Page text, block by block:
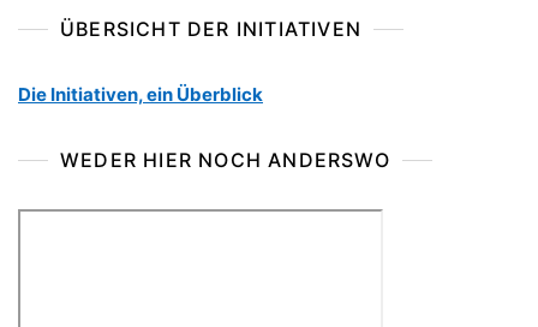
ÜBERSICHT DER INITIATIVEN
Die Initiativen, ein Überblick
WEDER HIER NOCH ANDERSWO